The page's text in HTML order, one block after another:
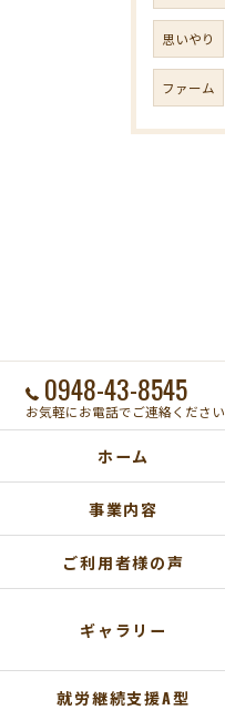
思いやり
ファーム
0948-43-8545
お気軽にお電話でご連絡ください
ホーム
事業内容
ご利用者様の声
ギャラリー
就労継続支援A型